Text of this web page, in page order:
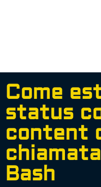
Come
status
content
Bash